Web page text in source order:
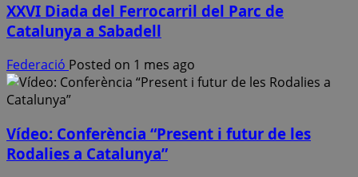
XXVI Diada del Ferrocarril del Parc de
Catalunya a Sabadell
Federació Posted on 1 mes ago
Vídeo: Conferència “Present i futur de les
Rodalies a Catalunya”